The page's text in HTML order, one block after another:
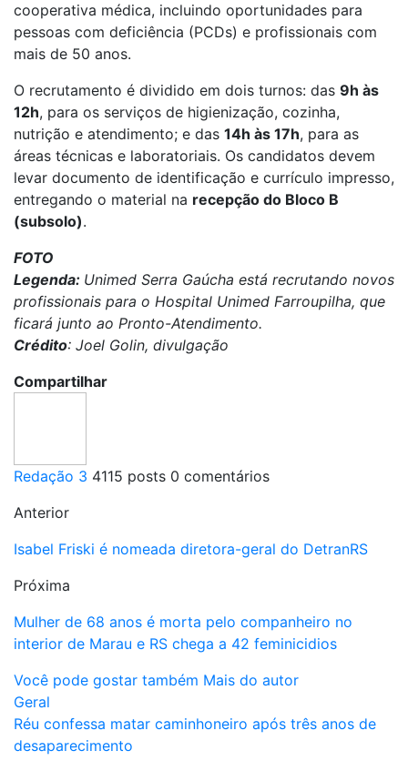
cooperativa médica, incluindo oportunidades para
pessoas com deficiência (PCDs) e profissionais com
mais de 50 anos.
O recrutamento é dividido em dois turnos: das 9h às
12h, para os serviços de higienização, cozinha,
nutrição e atendimento; e das 14h às 17h, para as
áreas técnicas e laboratoriais. Os candidatos devem
levar documento de identificação e currículo impresso,
entregando o material na recepção do Bloco B
(subsolo).
FOTO
Legenda: Unimed Serra Gaúcha está recrutando novos
profissionais para o Hospital Unimed Farroupilha, que
ficará junto ao Pronto-Atendimento.
Crédito: Joel Golin, divulgação
Compartilhar
Redação 3 4115 posts 0 comentários
Anterior
Isabel Friski é nomeada diretora-geral do DetranRS
Próxima
Mulher de 68 anos é morta pelo companheiro no
interior de Marau e RS chega a 42 feminicidios
Você pode gostar também Mais do autor
Geral
Réu confessa matar caminhoneiro após três anos de
desaparecimento